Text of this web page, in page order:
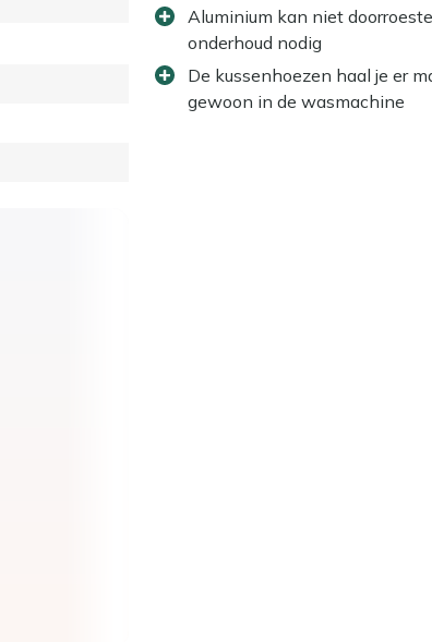
Aluminium kan niet
onderhoud nodig
De kussenhoezen haal je er
gewoon in de wasmachine